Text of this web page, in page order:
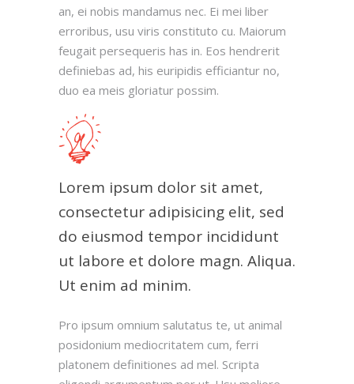
an, ei nobis mandamus nec. Ei mei liber
erroribus, usu viris constituto cu. Maiorum
feugait persequeris has in. Eos hendrerit
definiebas ad, his euripidis efficiantur no,
duo ea meis gloriatur possim.
Lorem ipsum dolor sit amet,
consectetur adipisicing elit, sed
do eiusmod tempor incididunt
ut labore et dolore magn. Aliqua.
Ut enim ad minim.
Pro ipsum omnium salutatus te, ut animal
posidonium mediocritatem cum, ferri
platonem definitiones ad mel. Scripta